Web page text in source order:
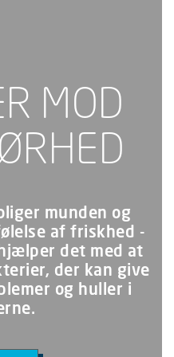
MOD
munden og
af friskhed -
det med at
der kan give
og huller i